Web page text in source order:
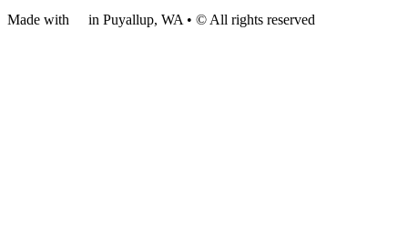
Made with in Puyallup, WA • © All rights reserved